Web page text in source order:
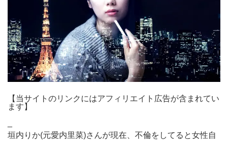
【当サイトのリンクにはアフィリエイト広告が含まれてい
ます】
垣内りか(元愛内里菜)さんが現在、不倫をしてると女性自